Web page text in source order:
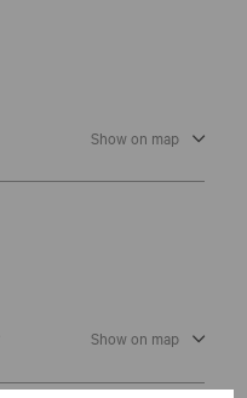
Show on map
Show on map